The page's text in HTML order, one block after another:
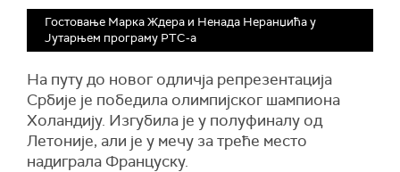
Гостовање Марка Ждера и Ненада Неранџића у
Јутарњем програму РТС-а
На путу до новог одличја репрезентација
Србије је победила олимпијског шампиона
Холандију. Изгубила је у полуфиналу од
Летоније, али је у мечу за треће место
надиграла Француску.